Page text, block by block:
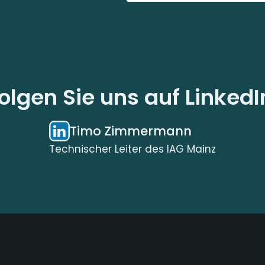
Sie uns auf
Timo Zimmermann
Technischer Leiter des IAG Mainz